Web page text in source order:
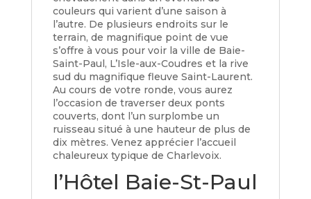
couleurs qui varient d’une saison à
l’autre. De plusieurs endroits sur le
terrain, de magnifique point de vue
s’offre à vous pour voir la ville de Baie-
Saint-Paul, L’Isle-aux-Coudres et la rive
sud du magnifique fleuve Saint-Laurent.
Au cours de votre ronde, vous aurez
l’occasion de traverser deux ponts
couverts, dont l’un surplombe un
ruisseau situé à une hauteur de plus de
dix mètres. Venez apprécier l’accueil
chaleureux typique de Charlevoix.
l’Hôtel Baie-St-Paul